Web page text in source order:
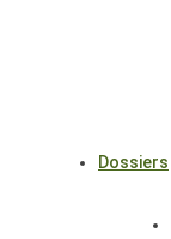
Dossiers